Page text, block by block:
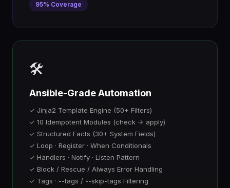
95% Coverage
🛠️
Ansible-Grade Automation
✓ Jinja2 Template Engine (50+ Filters)
✓ 10 Idempotent Modules (check → apply)
✓ Structured Facts (30+ System Fields)
✓ Loop · Register · When Conditionals
✓ Handlers · Notify · Listen Pattern
✓ Block / Rescue / Always Error Handling
✓ Tags · --tags / --skip-tags Filtering